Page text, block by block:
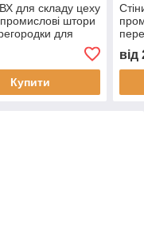
для складу цеху
штори
для
під
швидкий
Купити
СТО
від